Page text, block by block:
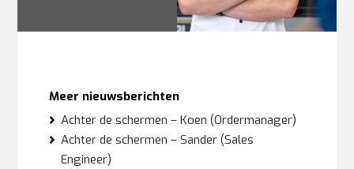
Meer nieuwsberichten
Achter de schermen – Koen (Ordermanager)
Achter de schermen – Sander (Sales
Engineer)